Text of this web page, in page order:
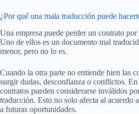
¿Por qué una mala traducción puede
Una empresa puede perder un contrato
Uno de ellos es un documento mal
menor, pero no lo es.
Cuando la otra parte no entiende bien las
surgir dudas, desconfianza o conflictos. En
contratos pueden considerarse inválidos
traducción. Esto no solo afecta al acuerdo
a futuras oportunidades.